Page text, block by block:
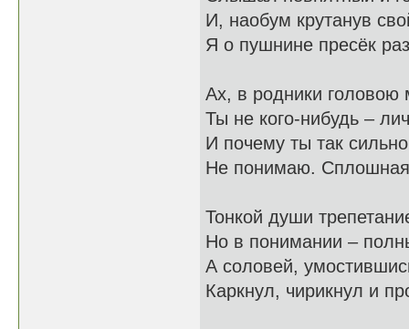
И, наобум крутанув
Я о пушнине пресёк
Ах, в родники головою
Ты не кого-нибудь –
И почему ты так
Не понимаю.
Тонкой души
Но в понимании –
А соловей,
Каркнул, чирикнул и